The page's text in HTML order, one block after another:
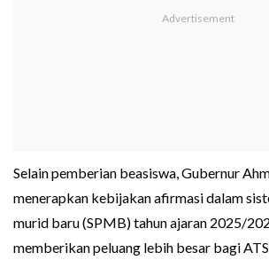
Selain pemberian beasiswa, Gubernur
menerapkan kebijakan afirmasi dalam
murid baru (SPMB) tahun ajaran 2025/
memberikan peluang lebih besar bagi